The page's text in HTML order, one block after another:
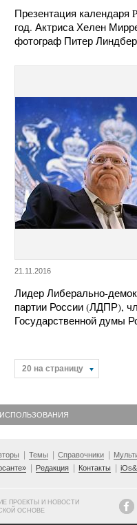
Презентация календаря
год. Актриса Хелен
фотограф Питер
21.11.2016
Лидер Либерально-
партии России (ЛДПР),
Государственной думы
20 на страницу
Темы Справочники
Редакция Контакты
ПРОЕКТЫ И НОВОСТИ
ОСНОВЕ